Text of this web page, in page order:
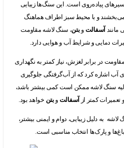
است. این سنگ‌ها زیبایی
با محیط سبز اطراف هماهنگ
و بتن، سنگ لاشه مقاومت
و شرایط آب و هوایی دارد.
لغزش، نیاز کمتر به نگهداری
کرد که از آب‌گرفتگی جلوگیری
لاشه ممکن است کمی بیشتر باشد،
ازآسفالت و بتنخواهد بود.
زیبایی، دوام و ایمنی بیشتر،
انتخاب مناسبی است.